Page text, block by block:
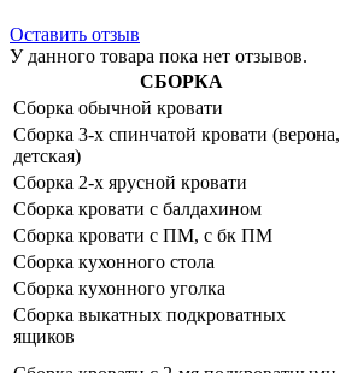
Оставить отзыв
У данного товара пока нет отзывов.
СБОРКА
Сборка обычной кровати
Сборка 3-х спинчатой кровати (верона,
детская)
Сборка 2-х ярусной кровати
Сборка кровати с балдахином
Сборка кровати с ПМ, с бк ПМ
Сборка кухонного стола
Сборка кухонного уголка
Сборка выкатных подкроватных
ящиков